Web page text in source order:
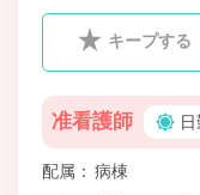
キープする
准看護師
配属
病棟